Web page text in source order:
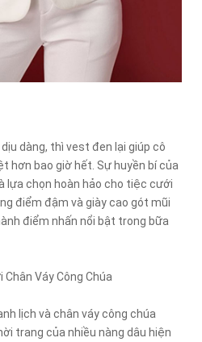
dàng, thì vest đen lại giúp cô
hơn bao giờ hết. Sự huyền bí của
lựa chọn hoàn hảo cho tiệc cưới
điểm đậm và giày cao gót mũi
điểm nhấn nổi bật trong bữa
Váy Công Chúa
lịch và chân váy công chúa
trang của nhiều nàng dâu hiện